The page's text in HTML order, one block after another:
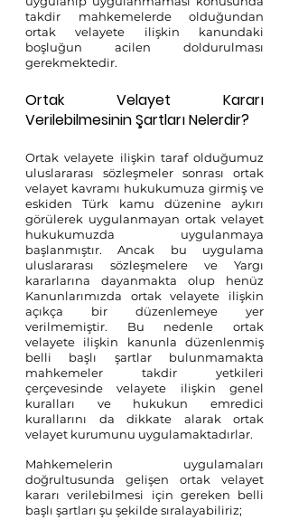
takdir mahkemelerde olduğundan
ortak velayete ilişkin kanundaki
boşluğun acilen doldurulması
gerekmektedir.
Ortak Velayet Kararı
Verilebilmesinin Şartları Nelerdir?
Ortak velayete ilişkin taraf olduğumuz
uluslararası sözleşmeler sonrası ortak
velayet kavramı hukukumuza girmiş ve
eskiden Türk kamu düzenine aykırı
görülerek uygulanmayan ortak velayet
hukukumuzda uygulanmaya
başlanmıştır. Ancak bu uygulama
uluslararası sözleşmelere ve Yargı
kararlarına dayanmakta olup henüz
Kanunlarımızda ortak velayete ilişkin
açıkça bir düzenlemeye yer
verilmemiştir. Bu nedenle ortak
velayete ilişkin kanunla düzenlenmiş
belli başlı şartlar bulunmamakta
mahkemeler takdir yetkileri
çerçevesinde velayete ilişkin genel
kuralları ve hukukun emredici
kurallarını da dikkate alarak ortak
velayet kurumunu uygulamaktadırlar.
Mahkemelerin uygulamaları
doğrultusunda gelişen ortak velayet
kararı verilebilmesi için gereken belli
başlı şartları şu şekilde sıralayabiliriz;